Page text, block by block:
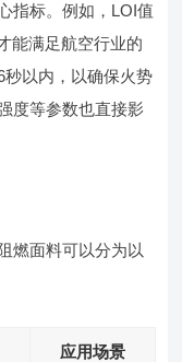
指标。例如，LOI值
能满足航空行业的
以内，以确保火势
度等参数也直接影
燃面料可以分为以
应用场景